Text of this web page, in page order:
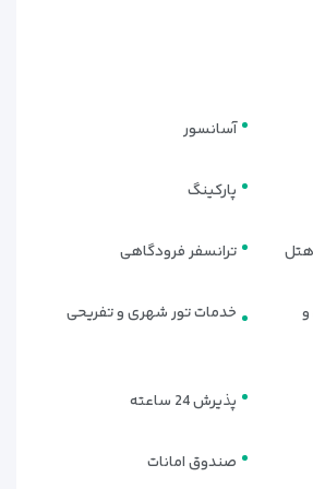
در تفلیس فراهم می‌کند.
آسانسور
پارکینگ
ترانسفر فرودگاهی
خدمات تور شهری و تفریحی
پذیرش 24 ساعته
صندوق امانات